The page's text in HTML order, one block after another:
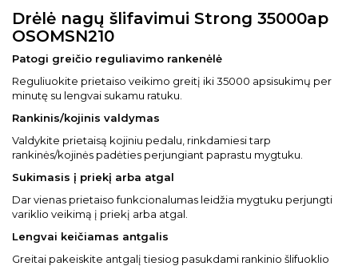
Drėlė nagų šlifavimui Strong 35000ap
OSOMSN210
Patogi greičio reguliavimo rankenėlė
Reguliuokite prietaiso veikimo greitį iki 35000 apsisukimų per
minutę su lengvai sukamu ratuku.
Rankinis/kojinis valdymas
Valdykite prietaisą kojiniu pedalu, rinkdamiesi tarp
rankinės/kojinės padėties perjungiant paprastu mygtuku.
Sukimasis į priekį arba atgal
Dar vienas prietaiso funkcionalumas leidžia mygtuku perjungti
variklio veikimą į priekį arba atgal.
Lengvai keičiamas antgalis
Greitai pakeiskite antgalį tiesiog pasukdami rankinio šlifuoklio